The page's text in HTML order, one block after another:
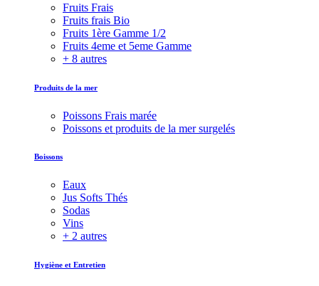
Fruits Frais
Fruits frais Bio
Fruits 1ère Gamme 1/2
Fruits 4eme et 5eme Gamme
+ 8 autres
Produits de la mer
Poissons Frais marée
Poissons et produits de la mer surgelés
Boissons
Eaux
Jus Softs Thés
Sodas
Vins
+ 2 autres
Hygiène et Entretien